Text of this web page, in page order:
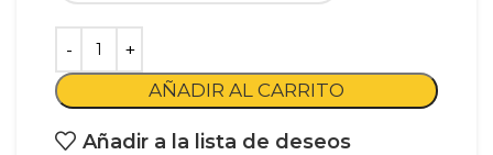
AÑADIR AL CARRITO
Añadir a la lista de deseos